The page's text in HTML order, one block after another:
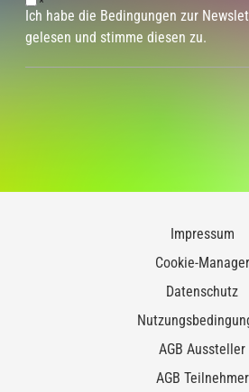
Ich habe die Bedingungen zur
gelesen und stimme diesen zu.
Impressum
Cookie-Manager
Datenschutz
AGB Aussteller
AGB Teilnehmer